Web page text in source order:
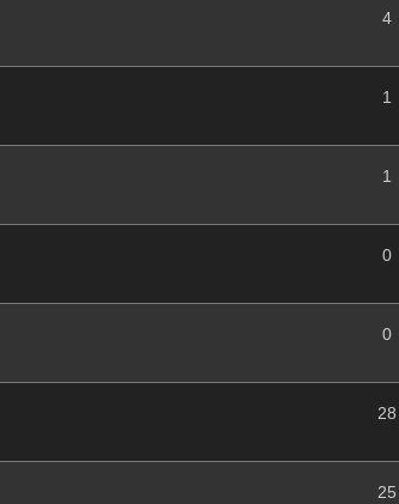
4
1
1
0
0
28
25